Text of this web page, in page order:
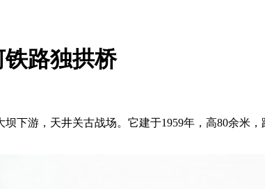
路独拱桥
下游，天井关古战场。它建于1959年，高80余米，